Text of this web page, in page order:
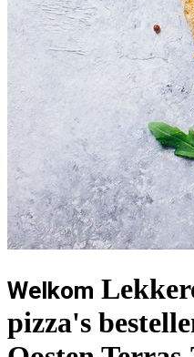
Welkom
pizza's